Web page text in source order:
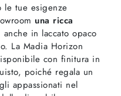
le tue esigenze
una ricca
anche in laccato opaco
La Madia Horizon
con finitura in
poiché regala un
appassionati nel